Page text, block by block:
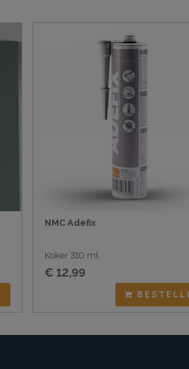
NMC Adefix
Koker 310 ml
€ 12,99